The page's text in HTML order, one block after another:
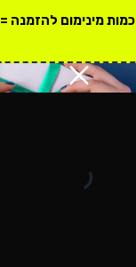
מינימום להזמנה = 2000 ₪